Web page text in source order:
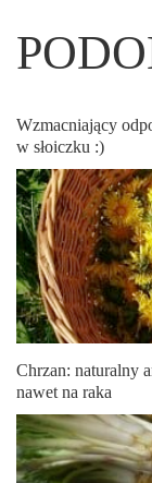
Wzmacniający
w słoiczku :)
Chrzan: naturalny
nawet na raka